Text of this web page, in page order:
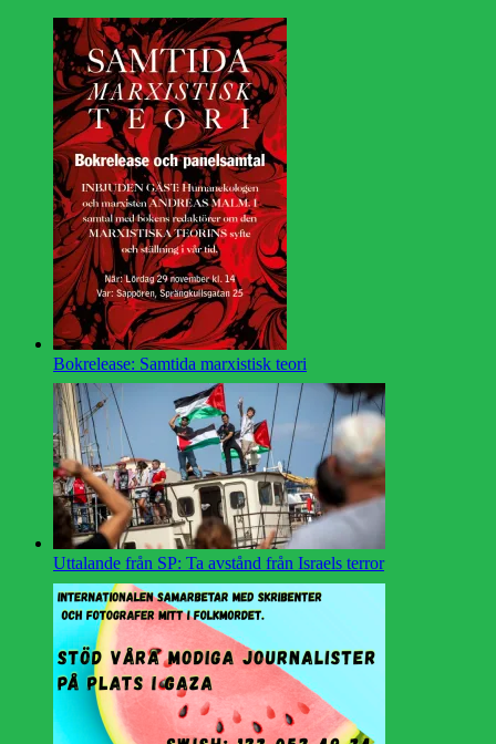
Bokrelease: Samtida marxistisk teori
Uttalande från SP: Ta avstånd från Israels terror